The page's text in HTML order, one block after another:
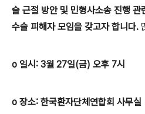
술 근절 방안 및 민형사소송 진행 관
수술 피해자 모임을 갖고자 합니다.
o 일시: 3월 27일(금) 오후 7시
o 장소: 한국환자단체연합회 사무실